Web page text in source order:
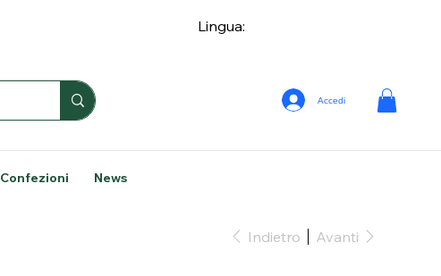
Lingua:
Accedi
Confezioni News
Indietro Avanti